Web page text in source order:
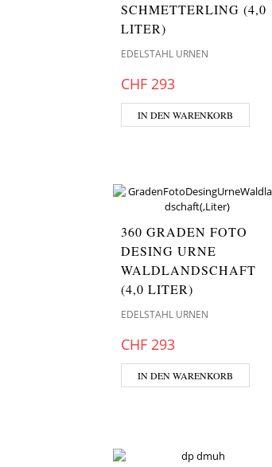
SCHMETTERLING (4,0
LITER)
EDELSTAHL URNEN
CHF 293
IN DEN WARENKORB
360 GRADEN FOTO
DESING URNE
WALDLANDSCHAFT
(4,0 LITER)
EDELSTAHL URNEN
CHF 293
IN DEN WARENKORB